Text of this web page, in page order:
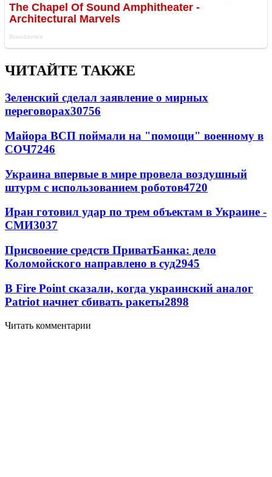
ЧИТАЙТЕ ТАКЖЕ
Зеленский сделал заявление о мирных
переговорах30756
Майора ВСП поймали на "помощи" военному в
СОЧ7246
Украина впервые в мире провела воздушный
штурм с использованием роботов4720
Иран готовил удар по трем объектам в Украине -
СМИ3037
Присвоение средств ПриватБанка: дело
Коломойского направлено в суд2945
В Fire Point сказали, когда украинский аналог
Patriot начнет сбивать ракеты2898
Читать комментарии